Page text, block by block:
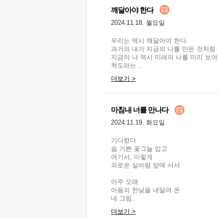
깨달아야 한다
2024.11.18. 월요일
우리는 역시 깨달아야 한다.
과거의 내가 지금의 나를 만든 것처럼
지금의 나 역시 미래의 나를 미리 보
척도라는 ..
더보기 >
마침내 너를 만나다
2024.11.19. 화요일
기다렸다
숨 가쁜 꽃그늘 입고
여기서, 이렇게
외로운 실바람 앞에 서서
아주 오래
아픔의 한낮을 내달려 온
네 그림..
더보기 >